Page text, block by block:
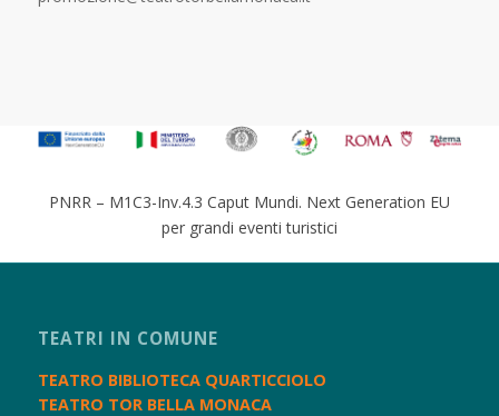
PNRR – M1C3-Inv.4.3 Caput Mundi. Next Generation EU
per grandi eventi turistici
TEATRI IN COMUNE
TEATRO BIBLIOTECA QUARTICCIOLO
TEATRO TOR BELLA MONACA